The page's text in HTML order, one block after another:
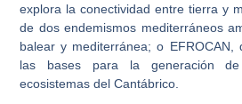
explora la conectividad entre tierra y
de dos endemismos mediterráneos
balear y mediterránea; o EFROCAN,
las bases para la generación
ecosistemas del Cantábrico.